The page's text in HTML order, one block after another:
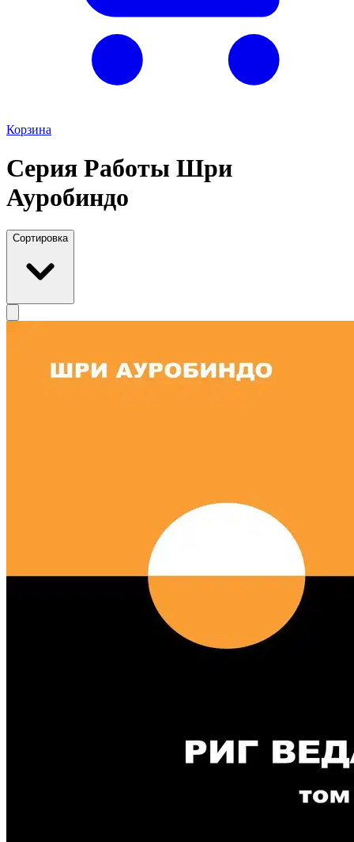
Корзина
Серия Работы Шри
Ауробиндо
Сортировка